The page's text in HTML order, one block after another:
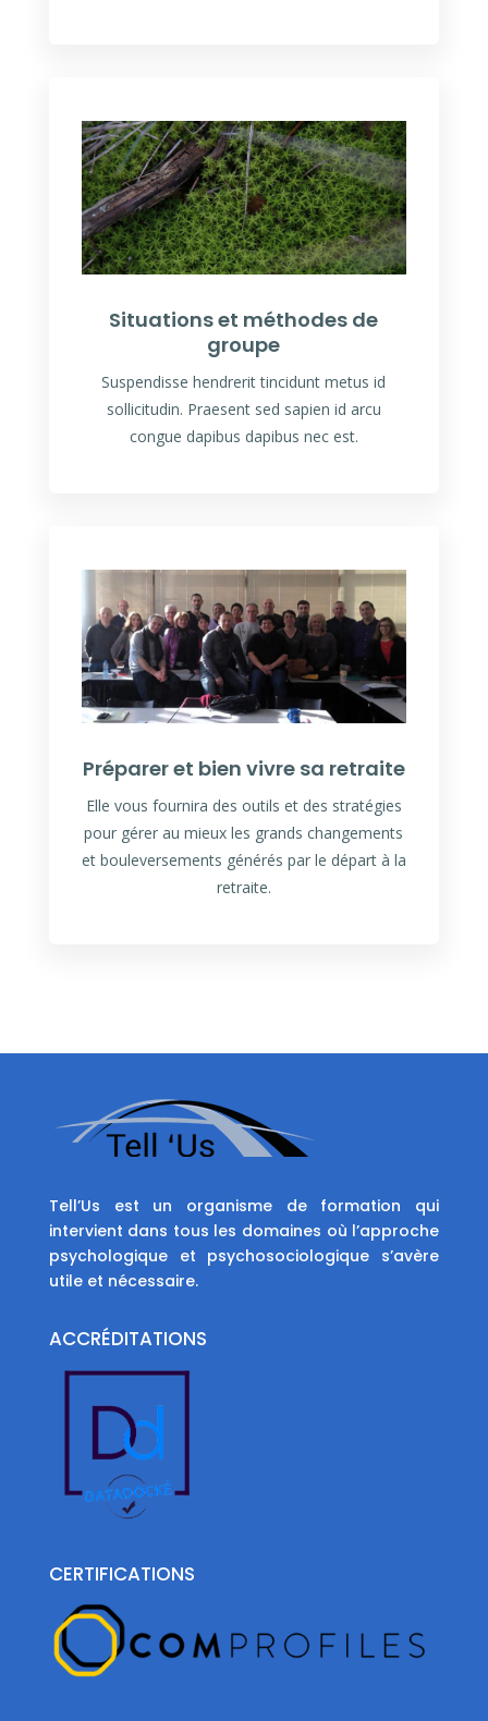
Situations et méthodes de
groupe
Suspendisse hendrerit tincidunt metus id
sollicitudin. Praesent sed sapien id arcu
congue dapibus dapibus nec est.
Préparer et bien vivre sa retraite
Elle vous fournira des outils et des stratégies
pour gérer au mieux les grands changements
et bouleversements générés par le départ à la
retraite.
Tell’Us est un organisme de formation qui
intervient dans tous les domaines où l’approche
psychologique et psychosociologique s’avère
utile et nécessaire.
ACCRÉDITATIONS
CERTIFICATIONS